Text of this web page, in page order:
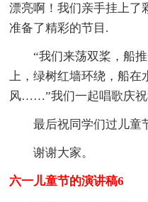
漂亮啊！我们亲手挂上了
准备了精彩的节目.
“我们来荡双桨，船
上，绿树红墙环绕，船在
风……”我们一起唱歌庆祝
最后祝同学们过儿童
谢谢大家。
六一儿童节的演讲稿6